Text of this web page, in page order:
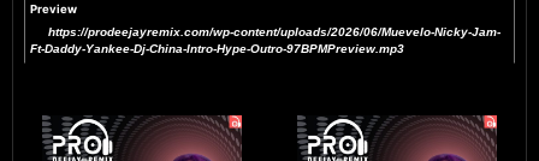
Preview
https://prodeejayremix.com/wp-content/uploads/2026/06/Muevelo-Nicky-Jam-
Ft-Daddy-Yankee-Dj-China-Intro-Hype-Outro-97BPMPreview.mp3